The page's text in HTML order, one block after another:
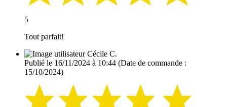
5
Tout parfait!
Cécile C.
Publié le 16/11/2024 à 10:44 (Date de commande :
15/10/2024)